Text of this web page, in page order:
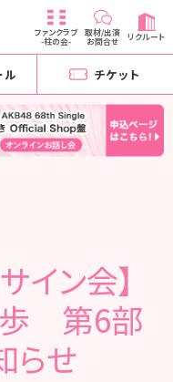
ファンクラブ
-柱の会-
取材/出演
お問合せ リクルート
ル チケット
イン会】
歩 第6部
らせ